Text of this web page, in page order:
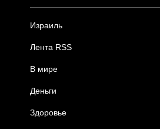
Израиль
Лента RSS
В мире
Деньги
Здоровье